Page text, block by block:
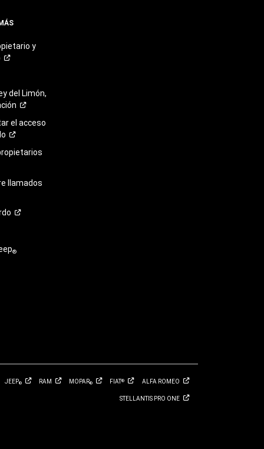
y
del Limón,
el acceso
llamados
®
JEEP® RAM MOPAR® FIAT® ALFA ROMEO
STELLANTIS PRO ONE